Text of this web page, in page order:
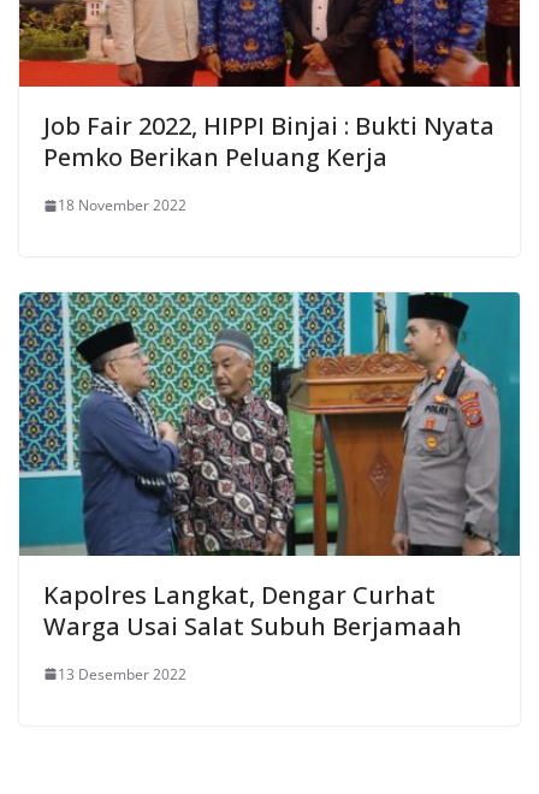
Job Fair 2022, HIPPI Binjai : Bukti Nyata
Pemko Berikan Peluang Kerja
18 November 2022
Kapolres Langkat, Dengar Curhat
Warga Usai Salat Subuh Berjamaah
13 Desember 2022